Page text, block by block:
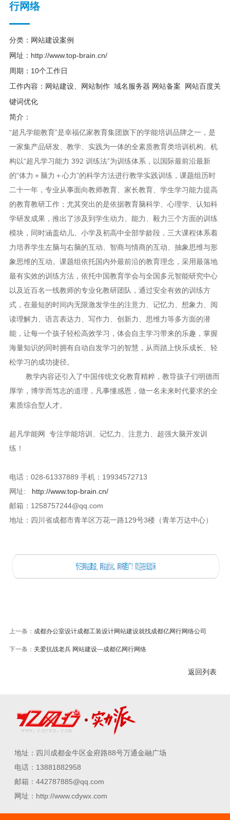
行网络
分类：网站建设案例
网址： http://www.top-brain.cn/
周期：10个工作日
工作内容：网站建设、网站制作 域名服务器 网站备案 网站百度关
键词优化
简介：
“超凡学能教育”是幸福亿家教育集团旗下的学能培训品牌之一，是
一家集产品研发、教学、实践为一体的全素质教育类培训机构。机
构以“超凡学习能力 392 训练法”为训练体系，以国际最前沿最新
的“体力＋脑力＋心力”的科学方法进行教学实践训练，课题组历时
二十一年，专业从事面向教师教育、家长教育、学生学习能力提高
的教育教研工作；尤其突出的是依据教育脑科学、心理学、认知科
学研发成果，推出了涉及到学生动力、能力、毅力三个方面的训练
模块，同时涵盖幼儿、小学及初高中全部学龄段，三大课程体系着
力培养学生左脑与右脑的互动、智商与情商的互动、抽象思维与形
象思维的互动。课题组依托国内外最前沿的教育理念，采用最落地
最有实效的训练方法，依托中国教育学会与全国多元智能研究中心
以及近百名一线教师的专业化教研团队，通过安全有效的训练方
式，在最短的时间内无限激发学生的注意力、记忆力、想象力、阅
读理解力、语言表达力、写作力、创新力、思维力等多方面的潜
能，让每一个孩子轻松高效学习，体会自主学习带来的乐趣，掌握
海量知识的同时拥有自动自发学习的智慧，从而踏上快乐成长、轻
松学习的成功捷径。
教学内容还引入了中国传统文化教育精粹，教导孩子们明德而
厚学，博学而笃志的道理，凡事懂感恩，做一名未来时代要求的全
素质综合型人才。
超凡学能网 专注学能培训、记忆力、注意力、超强大脑开发训
练！
电话：028-61337889 手机：19934572713
网址: http://www.top-brain.cn/
邮箱：1258757244@qq.com
地址：四川省成都市青羊区万花一路129号3楼（青羊万达中心）
上一条： 成都办公室设计成都工装设计网站建设就找成都亿网行网络公司
下一条： 关爱抗战老兵 网站建设---成都亿网行网络
返回列表
地址：四川成都金牛区金府路88号万通金融广场
电话：13881882958
邮箱：442787885@qq.com
网址：http://www.cdywx.com